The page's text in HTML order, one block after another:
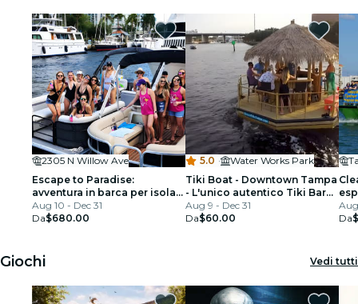
2305 N Willow Ave
Escape to Paradise:
avventura in barca per isola
privata a Tampa Bay
Aug 10 - Dec 31
Da$680.00
5.0 ·
Water Works Park
Tiki Boat - Downtown Tampa
- L'unico autentico Tiki Bar
galleggiante
Aug 9 - Dec 31
Da$60.00
Da
Giochi Vedi tutti